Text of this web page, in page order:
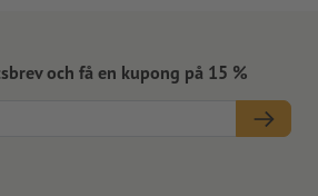
och få en kupong på 15 %